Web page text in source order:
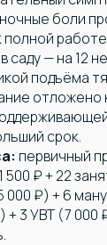
боли
полной
саду — на 12
подъёма
отложено
срок.
первичный
500 ₽ + 22
000 ₽) + 6
+ 3 УВТ (7 000